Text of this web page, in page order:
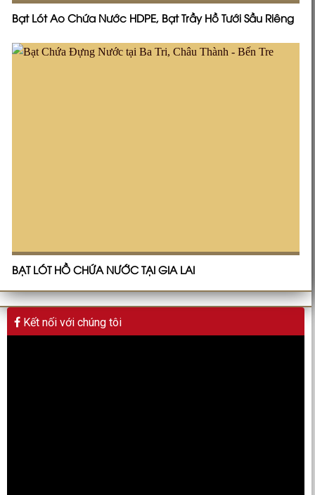
Bạt Lót Ao Chứa Nước HDPE, Bạt Trầy Hồ Tưới Sầu Riêng
BẠT LÓT HỒ CHỨA NƯỚC TẠI GIA LAI
Kết nối với chúng tôi